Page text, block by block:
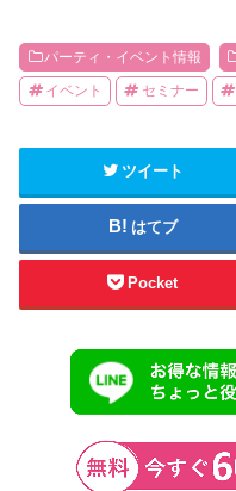
パーティ・イベント情報
イベント セミナー
ツイート
はてブ
Pocket